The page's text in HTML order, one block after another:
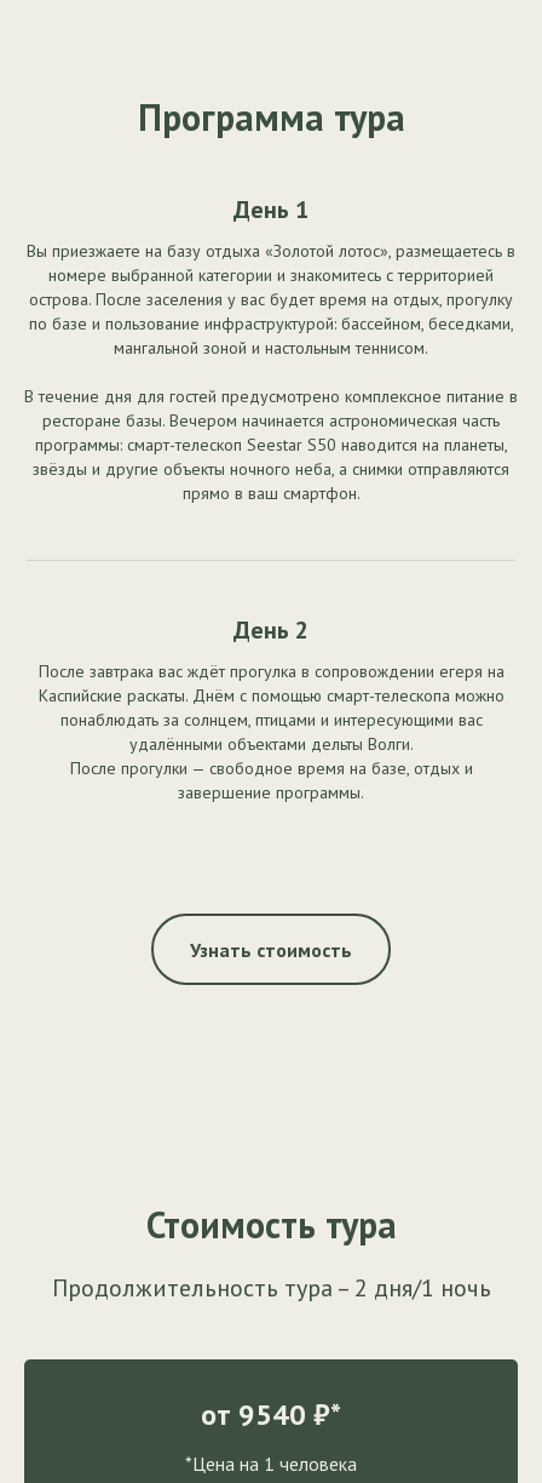
Программа тура
День 1
Вы приезжаете на базу отдыха «Золотой лотос», размещаетесь в
номере выбранной категории и знакомитесь с территорией
острова. После заселения у вас будет время на отдых, прогулку
по базе и пользование инфраструктурой: бассейном, беседками,
мангальной зоной и настольным теннисом.
В течение дня для гостей предусмотрено комплексное питание в
ресторане базы. Вечером начинается астрономическая часть
программы: смарт-телескоп Seestar S50 наводится на планеты,
звёзды и другие объекты ночного неба, а снимки отправляются
прямо в ваш смартфон.
День 2
После завтрака вас ждёт прогулка в сопровождении егеря на
Каспийские раскаты. Днём с помощью смарт-телескопа можно
понаблюдать за солнцем, птицами и интересующими вас
удалёнными объектами дельты Волги.
После прогулки — свободное время на базе, отдых и
завершение программы.
Узнать стоимость
Стоимость тура
Продолжительность тура – 2 дня/1 ночь
от ­­­­­­9540 ₽*
*Цена на 1 человека